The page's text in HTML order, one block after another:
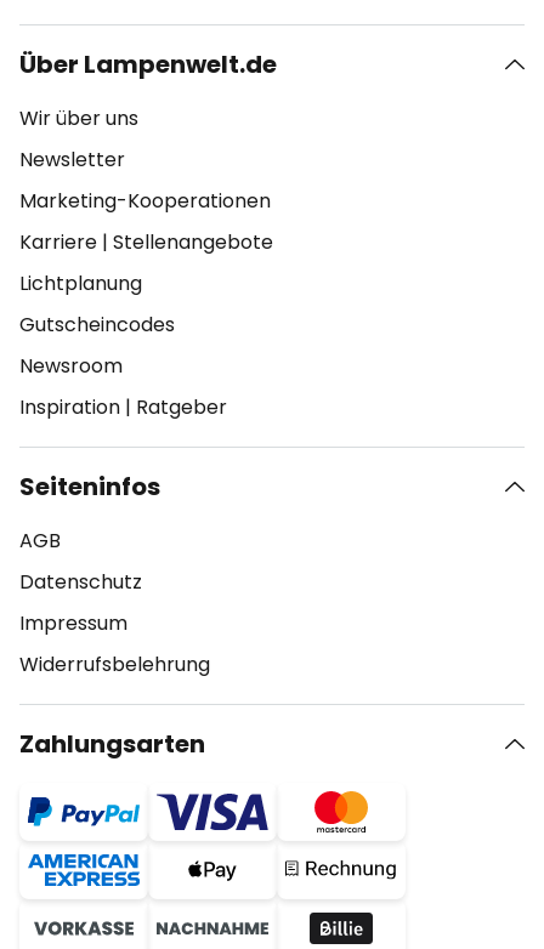
Über Lampenwelt.de
Wir über uns
Newsletter
Marketing-Kooperationen
Karriere | Stellenangebote
Lichtplanung
Gutscheincodes
Newsroom
Inspiration | Ratgeber
Seiteninfos
AGB
Datenschutz
Impressum
Widerrufsbelehrung
Zahlungsarten